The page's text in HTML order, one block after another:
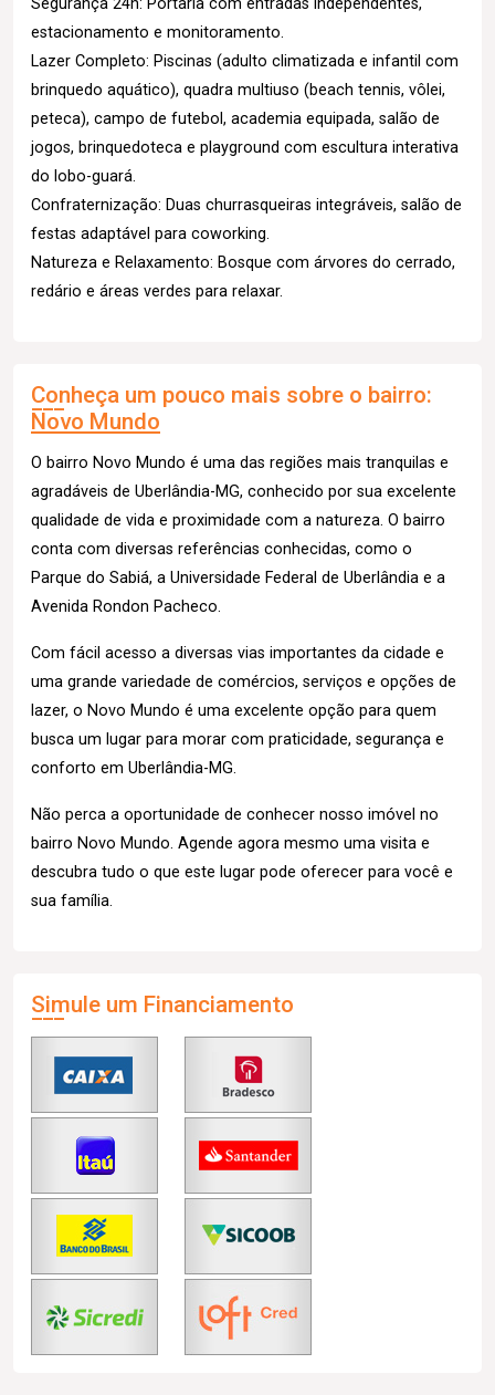
Segurança 24h: Portaria com entradas independentes,
estacionamento e monitoramento.
Lazer Completo: Piscinas (adulto climatizada e infantil com
brinquedo aquático), quadra multiuso (beach tennis, vôlei,
peteca), campo de futebol, academia equipada, salão de
jogos, brinquedoteca e playground com escultura interativa
do lobo-guará.
Confraternização: Duas churrasqueiras integráveis, salão de
festas adaptável para coworking.
Natureza e Relaxamento: Bosque com árvores do cerrado,
redário e áreas verdes para relaxar.
Conheça um pouco mais sobre o bairro:
Novo Mundo
O bairro Novo Mundo é uma das regiões mais tranquilas e
agradáveis de Uberlândia-MG, conhecido por sua excelente
qualidade de vida e proximidade com a natureza. O bairro
conta com diversas referências conhecidas, como o
Parque do Sabiá, a Universidade Federal de Uberlândia e a
Avenida Rondon Pacheco.
Com fácil acesso a diversas vias importantes da cidade e
uma grande variedade de comércios, serviços e opções de
lazer, o Novo Mundo é uma excelente opção para quem
busca um lugar para morar com praticidade, segurança e
conforto em Uberlândia-MG.
Não perca a oportunidade de conhecer nosso imóvel no
bairro Novo Mundo. Agende agora mesmo uma visita e
descubra tudo o que este lugar pode oferecer para você e
sua família.
Simule um Financiamento